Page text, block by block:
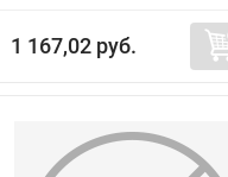
1 167,02 руб.